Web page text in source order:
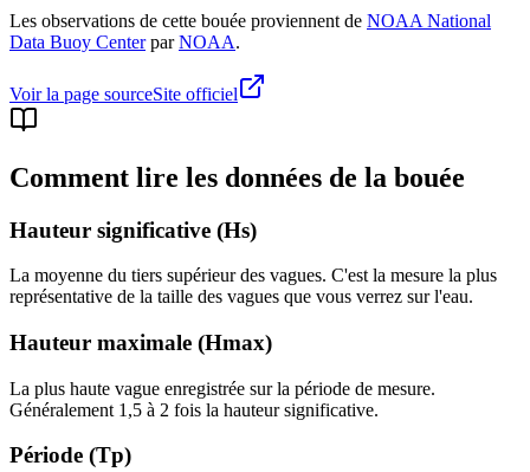
Les observations de cette bouée proviennent de NOAA National
Data Buoy Center par NOAA.
Voir la page sourceSite officiel
Comment lire les données de la bouée
Hauteur significative (Hs)
La moyenne du tiers supérieur des vagues. C'est la mesure la plus
représentative de la taille des vagues que vous verrez sur l'eau.
Hauteur maximale (Hmax)
La plus haute vague enregistrée sur la période de mesure.
Généralement 1,5 à 2 fois la hauteur significative.
Période (Tp)